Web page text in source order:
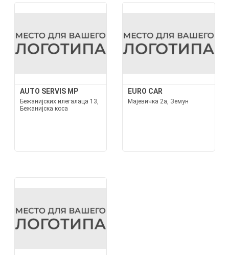
AUTO SERVIS MP
Бежанијских илегалаца 13,
Бежанијска коса
EURO CAR
Мајевичка 2а, Земун